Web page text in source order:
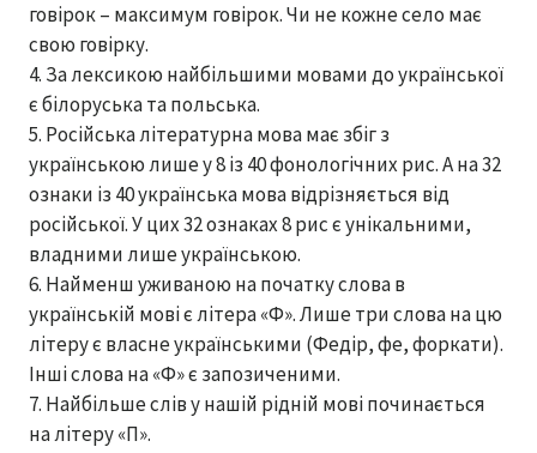
говірок – максимум говірок. Чи не кожне село має
свою говірку.
За лексикою найбільшими мовами до української
є білоруська та польська.
Російська літературна мова має збіг з
українською лише у 8 із 40 фонологічних рис. А на 32
ознаки із 40 українська мова відрізняється від
російської. У цих 32 ознаках 8 рис є унікальними,
владними лише українською.
Найменш уживаною на початку слова в
українській мові є літера «Ф». Лише три слова на цю
літеру є власне українськими (Федір, фе, форкати).
Інші слова на «Ф» є запозиченими.
Найбільше слів у нашій рідній мові починається
на літеру «П».